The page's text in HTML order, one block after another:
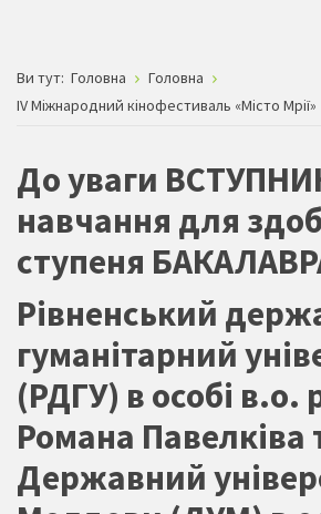
Ви тут: Головна
Головна
IV Міжнародний кінофестиваль «Місто Мрії»
До уваги
навчання для
ступеня
Рівненський
гуманітарний
(РДГУ) в особі в.о.
Романа Павелківа
Державний